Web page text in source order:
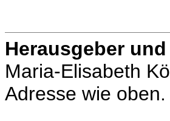
Herausgeber
Maria-Elisabeth
Adresse wie oben.